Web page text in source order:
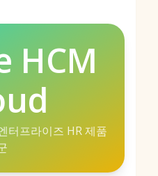
HCM
터프라이즈 HR 제품